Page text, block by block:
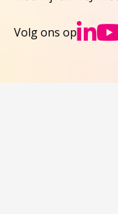
Volg ons op